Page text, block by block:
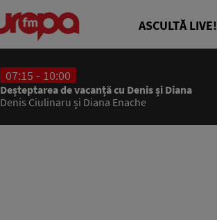
ASCULTĂ LIVE!
07:15 - 10:00
Deșteptarea de vacanță cu Denis și Diana
Denis Ciulinaru și Diana Enache